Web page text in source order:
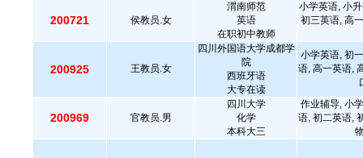
200721 侯教员.女
渭南师范
英语
在职初中教师
小学英语, 小
初三英语, 高
200925 王教员.女
四川外国语大学成都学
院
西班牙语
大专在读
小学英语, 初
语, 高一英语,
200969 官教员.男
四川大学
化学
本科大三
作业辅导, 小
语, 初二英语,